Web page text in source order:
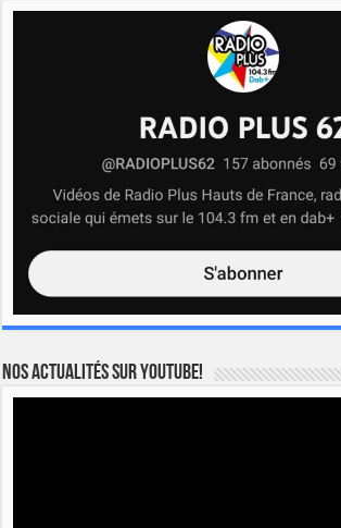
Nos actualités sur YOUTUBE!